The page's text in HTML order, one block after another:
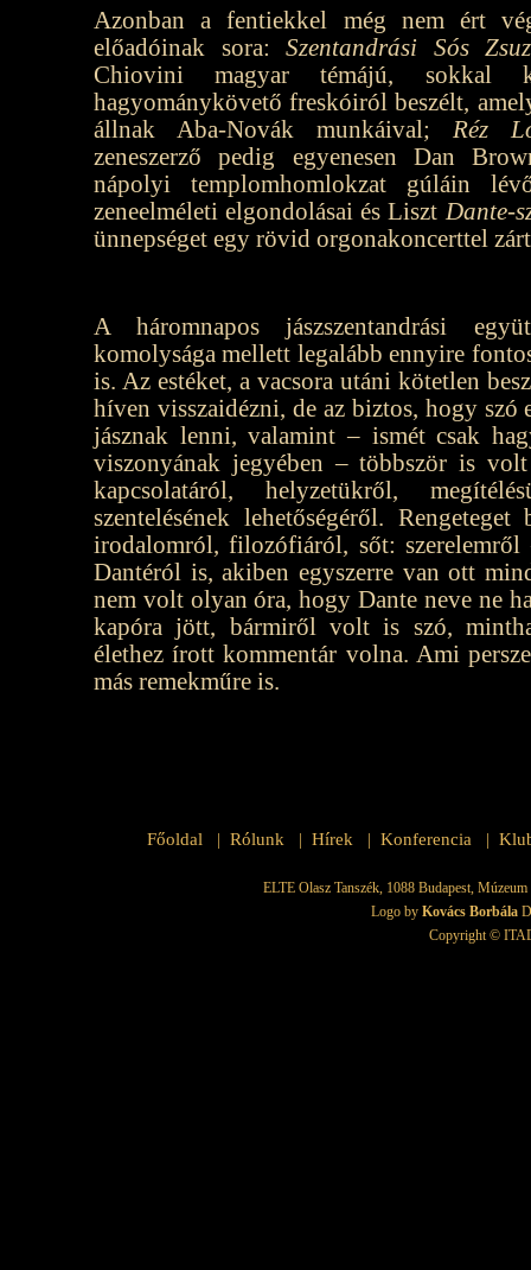
Azonban a fentiekkel még nem ért
előadóinak sora:Szentandrási Sós
Chiovini magyar témájú, sokkal
hagyománykövető freskóiról beszélt,
állnak Aba-Novák munkáival; Réz
zeneszerző pedig egyenesen Dan
nápolyi templomhomlokzat gúláin
zeneelméleti elgondolásai és Liszt Dante-
ünnepséget egy rövid orgonakoncerttel
A háromnapos jászszentandrási
komolysága mellett legalább ennyire
is. Az estéket, a vacsora utáni kötetlen
híven visszaidézni, de az biztos, hogy szó
jásznak lenni, valamint – ismét csak
viszonyának jegyében – többször is
kapcsolatáról, helyzetükről,
szentelésének lehetőségéről.
irodalomról, filozófiáról, sőt: szerelemről
Dantéról is, akiben egyszerre van ott
nem volt olyan óra, hogy Dante neve ne
kapóra jött, bármiről volt is szó,
élethez írott kommentár volna. Ami
más remekműre is.
Főoldal Rólunk Hírek Konferencia
ELTE Olasz Tanszék, 1088 Budapest,
Logo by Kovács Borbála
Copyright ©